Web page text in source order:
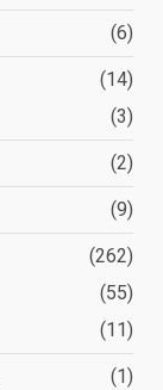
(6)
(14)
(3)
(2)
(9)
(262)
(55)
(11)
(1)